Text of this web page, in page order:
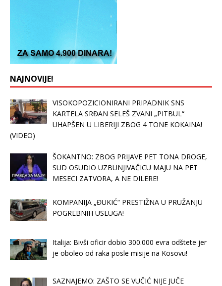
NAJNOVIJE!
VISOKOPOZICIONIRANI PRIPADNIK SNS
KARTELA SRĐAN SELEŠ ZVANI „PITBUL“
UHAPŠEN U LIBERIJI ZBOG 4 TONE KOKAINA!
(VIDEO)
ŠOKANTNO: ZBOG PRIJAVE PET TONA DROGE,
SUD OSUDIO UZBUNJIVAČICU MAJU NA PET
MESECI ZATVORA, A NE DILERE!
KOMPANIJA „ĐUKIĆ“ PRESTIŽNA U PRUŽANJU
POGREBNIH USLUGA!
Italija: Bivši oficir dobio 300.000 evra odštete jer
je oboleo od raka posle misije na Kosovu!
SAZNAJEMO: ZAŠTO SE VUČIĆ NIJE JUČE